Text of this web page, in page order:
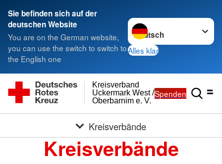
Sie befinden sich auf der
deutschen Website
You are on the German website,
you can use the switch to switch to
the English one
Sprache wechseln zu
Alles klar
Oberbarnim e. V.
Uckermark West /
Kreisverband
Spenden
Kreisverbände
Kreisverbände